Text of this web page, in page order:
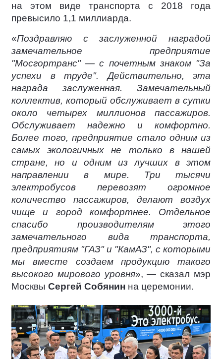
на этом виде транспорта с 2018 года
превысило 1,1 миллиарда.
«Поздравляю с заслуженной наградой
замечательное предприятие
"Мосгортранс" — с почетным знаком "За
успехи в труде". Действительно, эта
награда заслуженная. Замечательный
коллектив, который обслуживает в сутки
около четырех миллионов пассажиров.
Обслуживает надежно и комфортно.
Более того, предприятие стало одним из
самых экологичных не только в нашей
стране, но и одним из лучших в этом
направлении в мире. Три тысячи
электробусов перевозят огромное
количество пассажиров, делают воздух
чище и город комфортнее. Отдельное
спасибо производителям этого
замечательного вида транспорта,
предприятиям "ГАЗ" и "КамАЗ", с которыми
мы вместе создаем продукцию такого
высокого мирового уровня», — сказал мэр
Москвы Сергей Собянин на церемонии.